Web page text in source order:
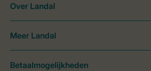
Over Landal
Meer Landal
Betaalmogelijkheden